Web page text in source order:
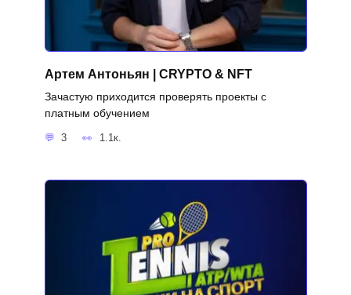
Артем Антоньян | CRYPTO & NFT
Зачастую приходится проверять проекты с
платным обучением
3 1.1к.